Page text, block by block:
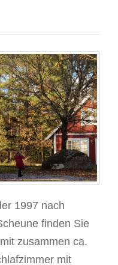
1997 nach
finden Sie
zusammen ca.
mit